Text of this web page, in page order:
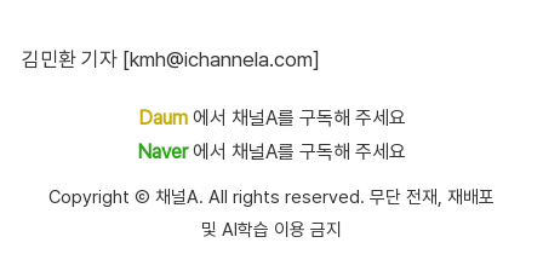
김민환 기자 [kmh@ichannela.com]
Daum에서 채널A를 구독해 주세요
Naver에서 채널A를 구독해 주세요
Copyright Ⓒ 채널A. All rights reserved. 무단 전재, 재배포
및 AI학습 이용 금지